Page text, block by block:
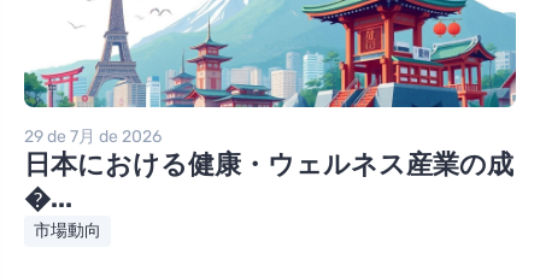
29 de 7月 de 2026
日本における健康・ウェルネス産業の成
�...
市場動向